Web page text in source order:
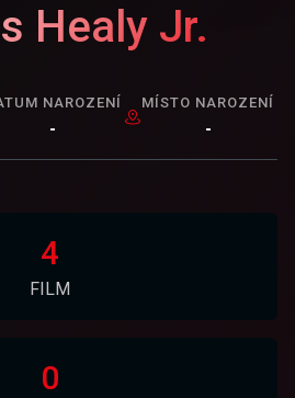
Healy Jr.
NAROZENÍ
-
MÍSTO NAROZENÍ
-
4
FILM
0